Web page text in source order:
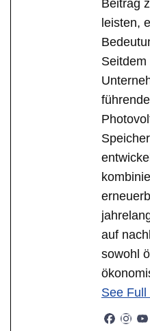
Beitrag
leisten,
auf
sowohl
See Full